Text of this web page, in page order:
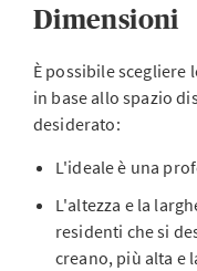
Dimensioni
È possibile
in base allo spazio
desiderato:
L'ideale è una
L'altezza e la
residenti che si
creano, più alta e